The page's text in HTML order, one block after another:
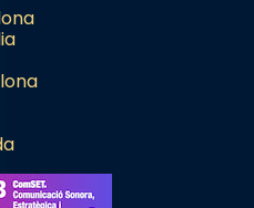
i cor, i té una
tres hores. Després,
1972) al voltant
de les santes.
també un grup de
i ball propis. Festa